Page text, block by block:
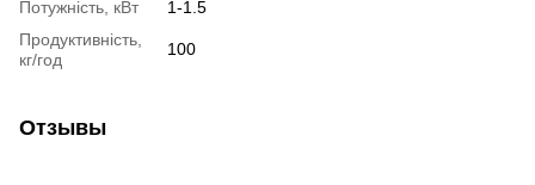
Потужність, кВт
1-1.5
Продуктивність,
кг/год
100
Отзывы